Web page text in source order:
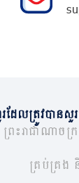
ែលត្រូវបានសួ
រះរាជាណាចក្
គ្រប់គ្រង